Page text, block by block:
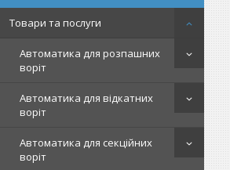
Товари та послуги
Автоматика для розпашних
воріт
Автоматика для відкатних
воріт
Автоматика для секційних
воріт